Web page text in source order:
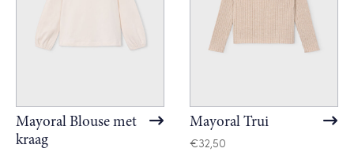
Mayoral Blouse met
kraag
Mayoral Trui
€32,50